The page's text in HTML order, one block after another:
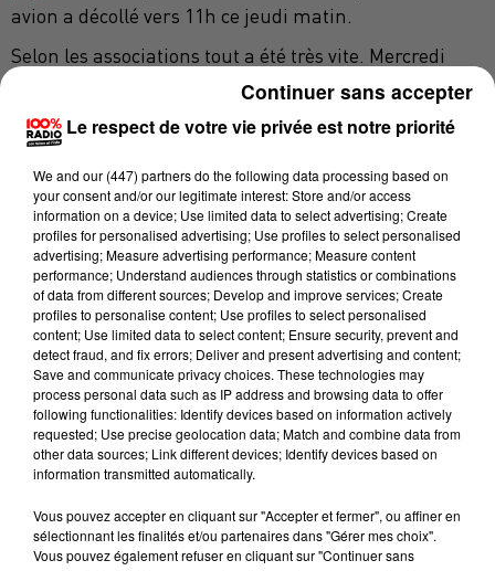
avion a décollé vers 11h ce jeudi matin.
Selon les associations tout a été très vite. Mercredi
alors qu’ils allaient pointer à la police aux frontières
de Perpignan comme chaque semaine dans le cadre
de leur assignation à résidence, la famille a été
embarquée sans avis préalable et séparée dans deux
fourgons. Direction la région toulousaine où ils ont été
placés dans un centre de rétention administrative,
avant d'embarquer ce jeudi matin dans un avion
pour l'Albanie.
Maryse Martinez la présidente du MRAP 66
(mouvement contre le racisme et pour l’amitié des
peuples). est totalement bouleversée par cette
décision "brutale" et "incompréhensible"
Maryse Martinez, présidente du MRAP 66
Le préfet agit"en exéution des décisions de justice"
Le respect de votre vie privée est notre priorité
We and our (447) partnersdo the following data processing based on
your consent and/or our legitimate interest: Store and/or access
information on a device; Use limited data to select advertising; Create
profiles for personalised advertising; Use profiles to select personalised
advertising; Measure advertising performance; Measure content
performance; Understand audiences through statistics or combinations
of data from different sources; Develop and improve services; Create
profiles to personalise content; Use profiles to select personalised
content; Use limited data to select content; Ensure security, prevent and
detect fraud, and fix errors; Deliver and present advertising and content;
Save and communicate privacy choices. These technologies may
process personal data such as IP address and browsing data to offer
following functionalities: Identify devices based on information actively
requested; Use precise geolocation data; Match and combine data from
other data sources; Link different devices; Identify devices based on
information transmitted automatically.
Vous pouvez accepter en cliquant sur "Accepter et fermer", ou affiner en
sélectionnant les finalités et/ou partenaires dans "Gérer mes choix".
Vous pouvez également refuser en cliquant sur "Continuer sans
Continuer sans accepter